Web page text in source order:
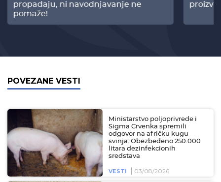
propadaju, ni navodnjavanje ne
pomaže!
POVEZANE VESTI
Ministarstvo poljoprivrede i
Sigma Crvenka spremili
odgovor na afričku kugu
svinja: Obezbeđeno 250.000
litara dezinfekcionih
sredstava
VESTI 03/08/2026